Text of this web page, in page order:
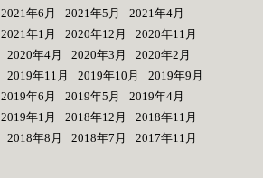
2021年6月 2021年5月
2021年4月
2021年1月 2020年12月
2020年11月
2020年4月 2020年3月
2020年2月
2019年11月 2019年10月
2019年9月
2019年6月 2019年5月
2019年4月
2019年1月 2018年12月
2018年11月
2018年8月 2018年7月 2017年11月